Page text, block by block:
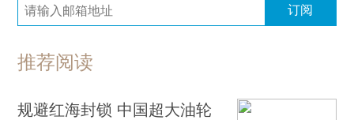
订阅
推荐阅读
规避红海封锁 中国超大油轮